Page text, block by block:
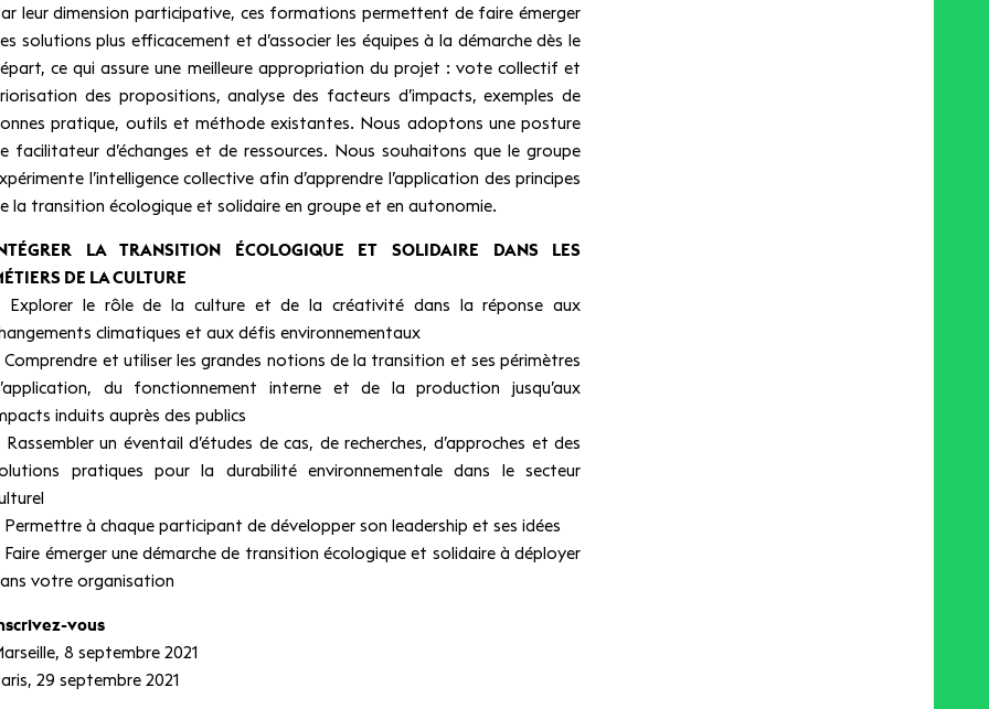
leur dimension participative, ces formations permettent de faire émerger
solutions plus efficacement et d’associer les équipes à la démarche dès le
ce qui assure une meilleure appropriation du projet : vote collectif et
des propositions, analyse des facteurs d’impacts, exemples de
pratique, outils et méthode existantes. Nous adoptons une posture
facilitateur d’échanges et de ressources. Nous souhaitons que le groupe
l’intelligence collective afin d’apprendre l’application des principes
la transition écologique et solidaire en groupe et en autonomie.
LA TRANSITION ÉCOLOGIQUE ET SOLIDAIRE DANS LES
DE LA CULTURE
Explorer le rôle de la culture et de la créativité dans la réponse aux
climatiques et aux défis environnementaux
Comprendre et utiliser les grandes notions de la transition et ses périmètres
du fonctionnement interne et de la production jusqu’aux
induits auprès des publics
Rassembler un éventail d’études de cas, de recherches, d’approches et des
pratiques pour la durabilité environnementale dans le secteur
Permettre à chaque participant de développer son leadership et ses idées
Faire émerger une démarche de transition écologique et solidaire à déployer
votre organisation
vous
8 septembre 2021
29 septembre 2021